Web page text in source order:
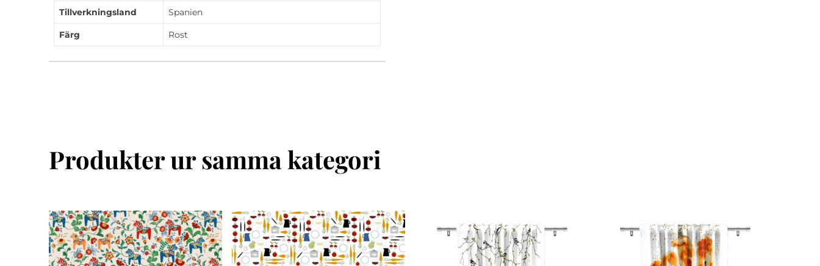
Tillverkningsland Spanien
Färg Rost
Produkter ur samma kategori